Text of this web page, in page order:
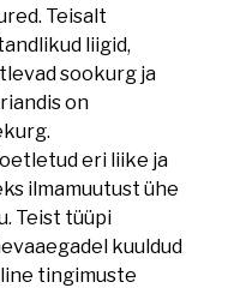
Teisalt
liigid,
sookurg ja
on
eri liike ja
ilmamuutust ühe
Teist tüüpi
kuuldud
tingimuste